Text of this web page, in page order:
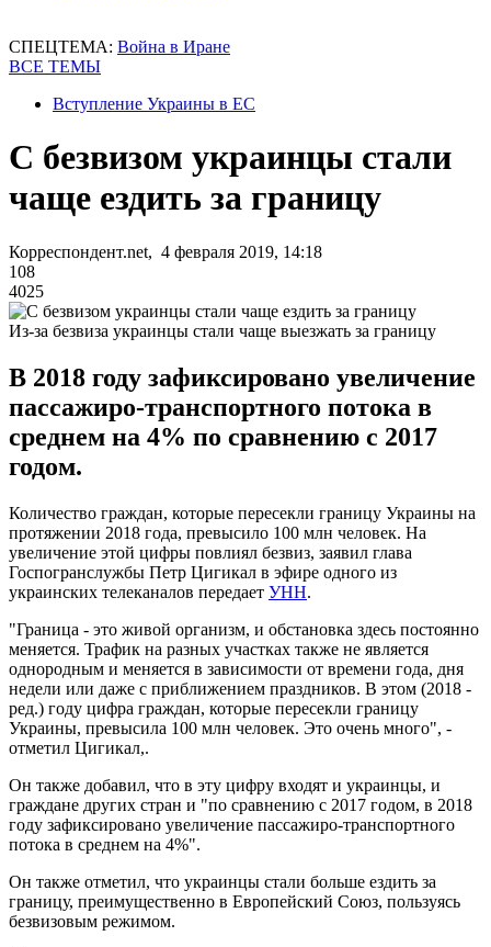
СПЕЦТЕМА: Война в Иране
ВСЕ ТЕМЫ
Вступление Украины в ЕС
С безвизом украинцы стали
чаще ездить за границу
Корреспондент.net, 4 февраля 2019, 14:18
108
4025
Из-за безвиза украинцы стали чаще выезжать за границу
В 2018 году зафиксировано увеличение
пассажиро-транспортного потока в
среднем на 4% по сравнению с 2017
годом.
Количество граждан, которые пересекли границу Украины на
протяжении 2018 года, превысило 100 млн человек. На
увеличение этой цифры повлиял безвиз, заявил глава
Госпогранслужбы Петр Цигикал в эфире одного из
украинских телеканалов передает УНН.
"Граница - это живой организм, и обстановка здесь постоянно
меняется. Трафик на разных участках также не является
однородным и меняется в зависимости от времени года, дня
недели или даже с приближением праздников. В этом (2018 -
ред.) году цифра граждан, которые пересекли границу
Украины, превысила 100 млн человек. Это очень много", -
отметил Цигикал,.
Он также добавил, что в эту цифру входят и украинцы, и
граждане других стран и "по сравнению с 2017 годом, в 2018
году зафиксировано увеличение пассажиро-транспортного
потока в среднем на 4%".
Он также отметил, что украинцы стали больше ездить за
границу, преимущественно в Европейский Союз, пользуясь
безвизовым режимом.